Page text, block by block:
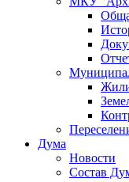
Дума
Новости
Состав